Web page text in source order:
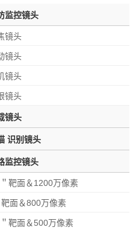
监控镜头
镜头
镜头
镜头
镜头
镜头
识别镜头
监控镜头
靶面＆1200万像素
面＆800万像素
靶面＆500万像素